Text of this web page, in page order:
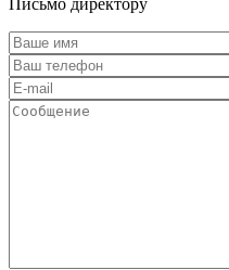
Письмо директору